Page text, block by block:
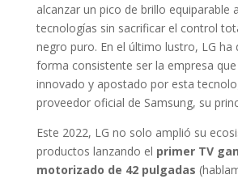
alcanzar un pico de brillo equiparable
tecnologías sin sacrificar el control
negro puro. En el último lustro, LG ha
forma consistente ser la empresa
innovado y apostado por esta
proveedor oficial de Samsung, su
Este 2022, LG no solo amplió su
productos lanzando el primer TV
motorizado de 42 pulgadas